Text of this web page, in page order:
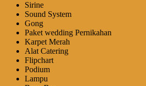
Sirine
Sound System
Gong
Paket wedding Pernikahan
Karpet Merah
Alat Catering
Flipchart
Podium
Lampu